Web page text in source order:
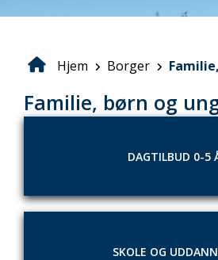
Brødkrumme
Hjem Borger
Familie, børn og
DAGTILBUD 0-5
SKOLE OG